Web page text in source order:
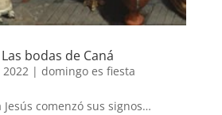
bodas de Caná
2022| domingo es fiesta
Jesús comenzó sus signos…